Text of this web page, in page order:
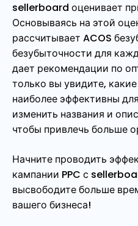
sellerboard оценивает
Основываясь на этой
рассчитывает ACOS
безубыточности для
дает рекомендации по
только вы увидите,
наиболее эффективны
изменить названия и
чтобы привлечь больше
Начните проводить
кампании PPC с
высвободите больше
вашего бизнеса!